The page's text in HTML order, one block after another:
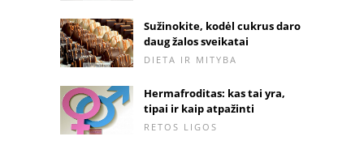
Sužinokite, kodėl cukrus daro
daug žalos sveikatai
DIETA IR MITYBA
Hermafroditas: kas tai yra,
tipai ir kaip atpažinti
RETOS LIGOS